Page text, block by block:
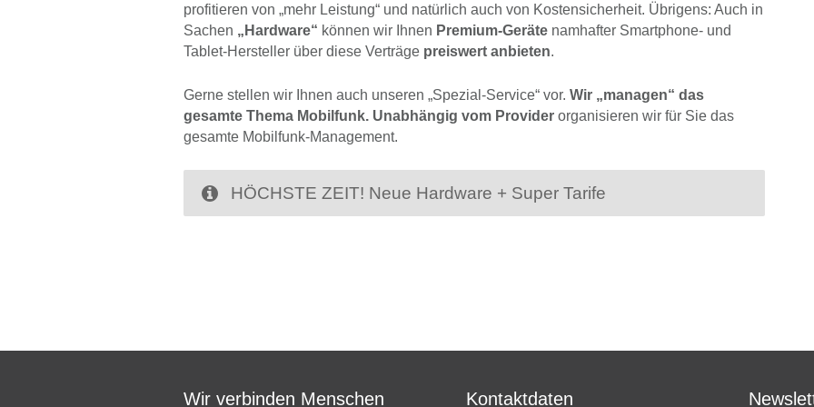
profitieren von „mehr Leistung“ und natürlich auch von Kostensicherheit. Übrigens: Auch in
Sachen „Hardware“ können wir Ihnen Premium-Geräte namhafter Smartphone- und
Tablet-Hersteller über diese Verträge preiswert anbieten.
Gerne stellen wir Ihnen auch unseren „Spezial-Service“ vor. Wir „managen“ das
gesamte Thema Mobilfunk. Unabhängig vom Provider organisieren wir für Sie das
gesamte Mobilfunk-Management.
HÖCHSTE ZEIT! Neue Hardware + Super Tarife
Wir verbinden Menschen Kontaktdaten